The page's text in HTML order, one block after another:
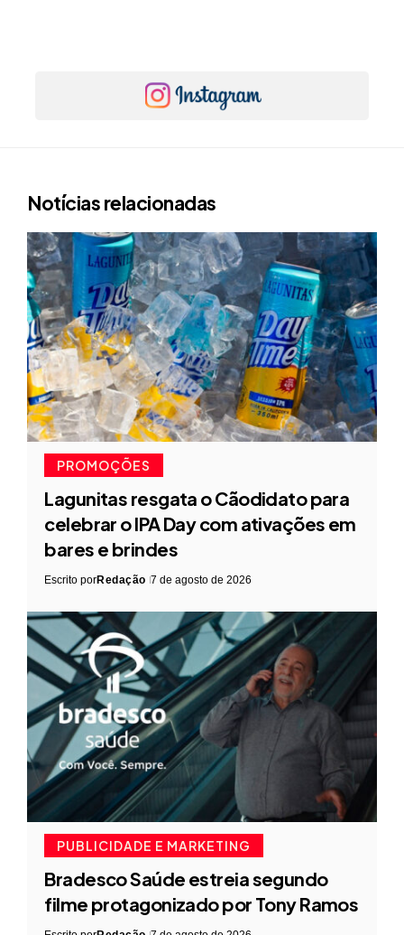
Notícias relacionadas
PROMOÇÕES
Lagunitas resgata o Cãodidato para
celebrar o IPA Day com ativações em
bares e brindes
Escrito porRedação 7 de agosto de 2026
PUBLICIDADE E MARKETING
Bradesco Saúde estreia segundo
filme protagonizado por Tony Ramos